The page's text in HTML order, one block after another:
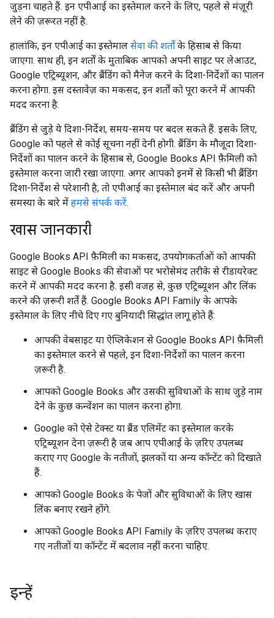
जुड़ना चाहते हैं. इन एपीआई का इस्तेमाल करने के लिए, पहले से मंज़ूरी
लेने की ज़रूरत नहीं है.
हालांकि, इन एपीआई का इस्तेमाल सेवा की शर्तोंके हिसाब से किया
जाएगा. साथ ही, इन शर्तों के मुताबिक आपको अपनी साइट पर लेआउट,
Google एट्रिब्यूशन, और ब्रैंडिंग को मैनेज करने के दिशा-निर्देशों का पालन
करना होगा. इस दस्तावेज़ का मकसद, इन शर्तों को पूरा करने में आपकी
मदद करना है.
ब्रैंडिंग से जुड़े ये दिशा-निर्देश, समय-समय पर बदल सकते हैं. इसके लिए,
Google को पहले से कोई सूचना नहीं देनी होगी. ब्रैंडिंग के मौजूदा दिशा-
निर्देशों का पालन करने के हिसाब से, Google Books API फ़ैमिली को
इस्तेमाल करना जारी रखा जाएगा. अगर आपको इनमें से किसी भी ब्रैंडिंग
दिशा-निर्देश से परेशानी है, तो एपीआई का इस्तेमाल बंद करें और अपनी
समस्या के बारे में हमसे संपर्क करें.
खास जानकारी
Google Books API फ़ैमिली का मकसद, उपयोगकर्ताओं को आपकी
साइट से Google Books की सेवाओं पर भरोसेमंद तरीके से रीडायरेक्ट
करने में आपकी मदद करना है. इसी वजह से, कुछ एट्रिब्यूशन और लिंक
करने की ज़रूरी शर्तें हैं. Google Books API Family के आपके
इस्तेमाल के लिए नीचे दिए गए बुनियादी सिद्धांत लागू होते हैं:
आपकी वेबसाइट या ऐप्लिकेशन से Google Books API फ़ैमिली
का इस्तेमाल करने से पहले, इन दिशा-निर्देशों का पालन करना
ज़रूरी है.
आपको Google Books और उसकी सुविधाओं के साथ जुड़े नाम
देने के कुछ कन्वेंशन का पालन करना होगा.
Google को ऐसे टेक्स्ट या ब्रैंड एलिमेंट का इस्तेमाल करके
एट्रिब्यूशन देना ज़रूरी है जब आप एपीआई के ज़रिए उपलब्ध
कराए गए Google के नतीजों, झलकों या अन्य कॉन्टेंट को दिखाते
हैं.
आपको Google Books के पेजों और सुविधाओं के लिए खास
लिंक बनाए रखने होंगे.
आपको Google Books API Family के ज़रिए उपलब्ध कराए
गए नतीजों या कॉन्टेंट में बदलाव नहीं करना चाहिए.
इन्हें